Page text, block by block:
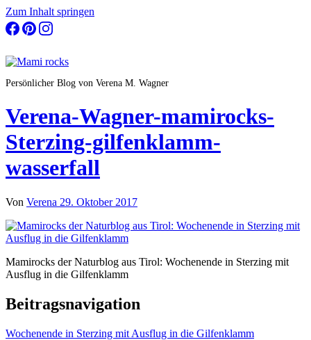
Zum Inhalt springen
Persönlicher Blog von Verena M. Wagner
Verena-Wagner-mamirocks-
Sterzing-gilfenklamm-
wasserfall
Von Verena 29. Oktober 2017
Mamirocks der Naturblog aus Tirol: Wochenende in Sterzing mit
Ausflug in die Gilfenklamm
Beitragsnavigation
Wochenende in Sterzing mit Ausflug in die Gilfenklamm